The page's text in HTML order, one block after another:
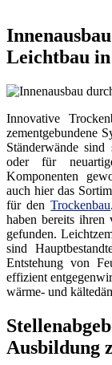
Leichtbau
Innovative
zementgebundene
Ständerwände
oder für
Komponenten
auch hier das
für denTrockenbau
haben bereits ihren
gefunden.
sind
Entstehung von
effizient
wärme- und
Ausbildung